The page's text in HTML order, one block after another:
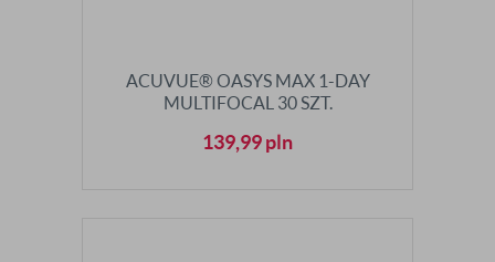
ACUVUE® OASYS MAX 1-DAY
MULTIFOCAL 30 SZT.
139,99pln